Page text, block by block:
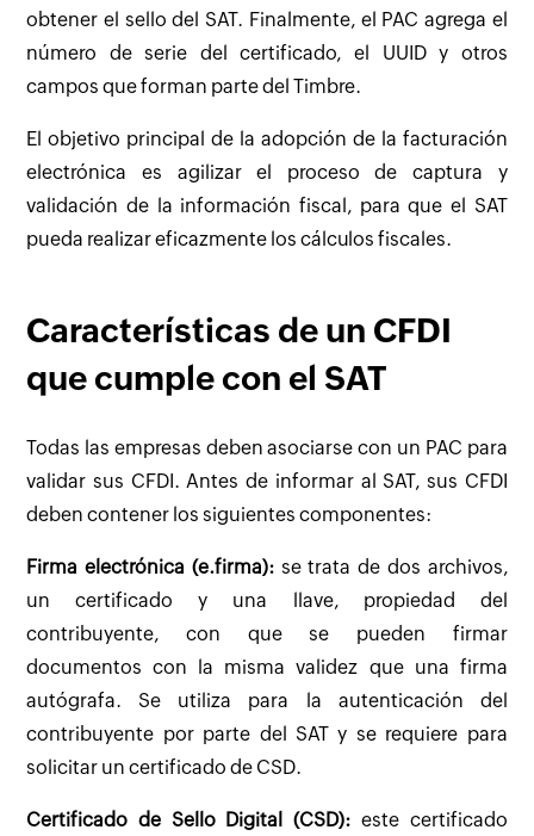
obtener el sello del SAT. Finalmente, el PAC agrega el
número de serie del certificado, el UUID y otros
campos que forman parte del Timbre.
El objetivo principal de la adopción de la facturación
electrónica es agilizar el proceso de captura y
validación de la información fiscal, para que el SAT
pueda realizar eficazmente los cálculos fiscales.
Características de un CFDI
que cumple con el SAT
Todas las empresas deben asociarse con un PAC para
validar sus CFDI. Antes de informar al SAT, sus CFDI
deben contener los siguientes componentes:
Firma electrónica (e.firma):se trata de dos archivos,
un certificado y una llave, propiedad del
contribuyente, con que se pueden firmar
documentos con la misma validez que una firma
autógrafa. Se utiliza para la autenticación del
contribuyente por parte del SAT y se requiere para
solicitar un certificado de CSD.
Certificado de Sello Digital (CSD): este certificado